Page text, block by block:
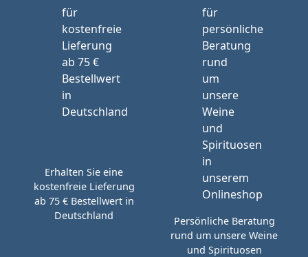
Erhalten Sie eine
kostenfreie Lieferung
ab 75 € Bestellwert in
Deutschland
Persönliche Beratung
rund um unsere Weine
und Spirituosen